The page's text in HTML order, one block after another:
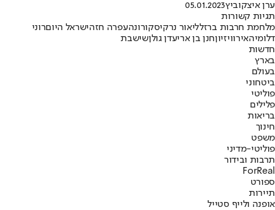
ערן איצקוביץ05.01.2023
תגיות קשורות
מלחמת חרבות ברזלליאור נרקיסקורונהעפרה חזהישראל היוםרוני
דלומיהאירוויזיוןחנן בן אריעדן גולןשישבת
חדשות
בארץ
בעולם
ביטחוני
פוליטי
פלילים
בריאות
חינוך
משפט
פוליטי-מדיני
תרבות ובידור
ForReal
ספורט
תיירות
אופנה ולייף סטייל